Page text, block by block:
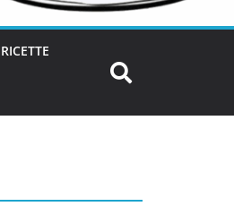
RICETTE